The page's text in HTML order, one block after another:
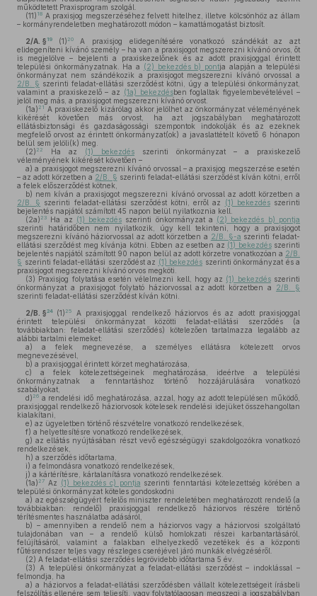
működtetett Praxisprogram szolgál.
(11) 18 A praxisjog megszerzéséhez felvett hitelhez, illetve kölcsönhöz az állam
– kormányrendeletben meghatározott módon – kamattámogatást biztosít.
2/A. § 19 (1) 20A praxisjog elidegenítésére vonatkozó szándékát az azt
elidegeníteni kívánó személy – ha van a praxisjogot megszerezni kívánó orvos, őt
is megjelölve – bejelenti a praxiskezelőnek és az adott praxisjoggal érintett
települési önkormányzatnak. Ha a (2) bekezdés b) pontja alapján a települési
önkormányzat nem szándékozik a praxisjogot megszerezni kívánó orvossal a
2/B. § szerinti feladat-ellátási szerződést kötni, úgy a települési önkormányzat,
valamint a praxiskezelő – az (1a) bekezdésben foglaltak figyelembevételével –
jelöl meg más, a praxisjogot megszerezni kívánó orvost.
(1a) 21 A praxiskezelő kizárólag akkor jelölhet az önkormányzat véleményének
kikérését követően más orvost, ha azt jogszabályban meghatározott
ellátásbiztonsági és gazdaságossági szempontok indokolják és az ezeknek
megfelelő orvost az érintett önkormányzat(ok) a javaslattételt követő 6 hónapon
belül sem jelöli(k) meg.
(2) 22 Ha az (1) bekezdés szerinti önkormányzat – a praxiskezelő
véleményének kikérését követően –
a) a praxisjogot megszerezni kívánó orvossal – a praxisjog megszerzése esetén
– az adott körzetben a 2/B. § szerinti feladat-ellátási szerződést kíván kötni, erről
a felek előszerződést kötnek,
b) nem kíván a praxisjogot megszerezni kívánó orvossal az adott körzetben a
2/B. § szerinti feladat-ellátási szerződést kötni, erről az (1) bekezdésszerinti
bejelentés napjától számított 45 napon belül nyilatkoznia kell.
(2a) 23 Ha az (1) bekezdés szerinti önkormányzat a (2) bekezdés b) pontja
szerinti határidőben nem nyilatkozik, úgy kell tekinteni, hogy a praxisjogot
megszerezni kívánó háziorvossal az adott körzetben a 2/B. §-a szerinti feladat-
ellátási szerződést meg kívánja kötni. Ebben az esetben az (1) bekezdésszerinti
bejelentés napjától számított 90 napon belül az adott körzetre vonatkozóan a 2/B.
§ szerinti feladat-ellátási szerződést az (1) bekezdés szerinti önkormányzat és a
praxisjogot megszerezni kívánó orvos megköti.
(3) Praxisjog folytatása esetén vélelmezni kell, hogy az (1) bekezdésszerinti
önkormányzat a praxisjogot folytató háziorvossal az adott körzetben a 2/B. §
szerinti feladat-ellátási szerződést kíván kötni.
2/B. §24 (1) 25
A praxisjoggal rendelkező háziorvos és az adott praxisjoggal
érintett települési önkormányzat közötti feladat-ellátási szerződés (a
továbbiakban: feladat-ellátási szerződés) kötelezően tartalmazza legalább az
alábbi tartalmi elemeket:
a) a felek megnevezése, a személyes ellátásra kötelezett orvos
megnevezésével,
b) a praxisjoggal érintett körzet meghatározása,
c) a felek kötelezettségeinek meghatározása, ideértve a települési
önkormányzatnak a fenntartáshoz történő hozzájárulására vonatkozó
szabályokat,
d) 26 a rendelési idő meghatározása, azzal, hogy az adott településen működő,
praxisjoggal rendelkező háziorvosok kötelesek rendelési idejüket összehangoltan
kialakítani,
e) az ügyeletben történő részvételre vonatkozó rendelkezések,
f) a helyettesítésre vonatkozó rendelkezések,
g) az ellátás nyújtásában részt vevő egészségügyi szakdolgozókra vonatkozó
rendelkezések,
h) a szerződés időtartama,
i) a felmondásra vonatkozó rendelkezések,
j) a kártérítésre, kártalanításra vonatkozó rendelkezések.
(1a) 27 Az (1) bekezdés c) pontja szerinti fenntartási kötelezettség körében a
települési önkormányzat köteles gondoskodni
a) az egészségügyért felelős miniszter rendeletében meghatározott rendelő (a
továbbiakban: rendelő) praxisjoggal rendelkező háziorvos részére történő
térítésmentes használatba adásáról,
b) – amennyiben a rendelő nem a háziorvos vagy a háziorvosi szolgáltató
tulajdonában van – a rendelő külső homlokzati részei karbantartásáról,
felújításáról, valamint a falakban elhelyezkedő vezetékek és a központi
fűtésrendszer teljes vagy részleges cseréjével járó munkák elvégzéséről.
(2) A feladat-ellátási szerződés legrövidebb időtartama 5 év.
(3) A települési önkormányzat a feladat-ellátási szerződést – indoklással –
felmondja, ha
a) a háziorvos a feladat-ellátási szerződésben vállalt kötelezettségeit írásbeli
felszólítás ellenére sem teljesíti, vagy folytatólagosan megszegi a jogszabályban